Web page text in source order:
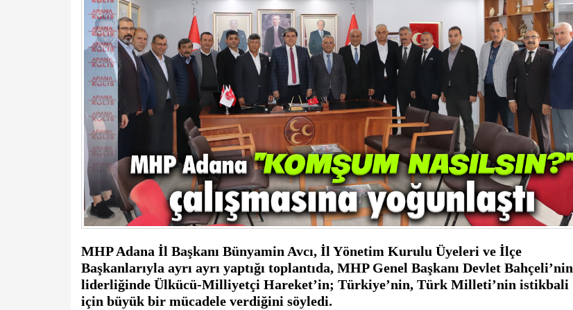
MHP Adana İl Başkanı Bünyamin Avcı, İl Yönetim Kurulu Üyeleri ve İlçe
Başkanlarıyla ayrı ayrı yaptığı toplantıda, MHP Genel Başkanı Devlet Bahçeli’nin
liderliğinde Ülkücü-Milliyetçi Hareket’in; Türkiye’nin, Türk Milleti’nin istikbali
için büyük bir mücadele verdiğini söyledi.